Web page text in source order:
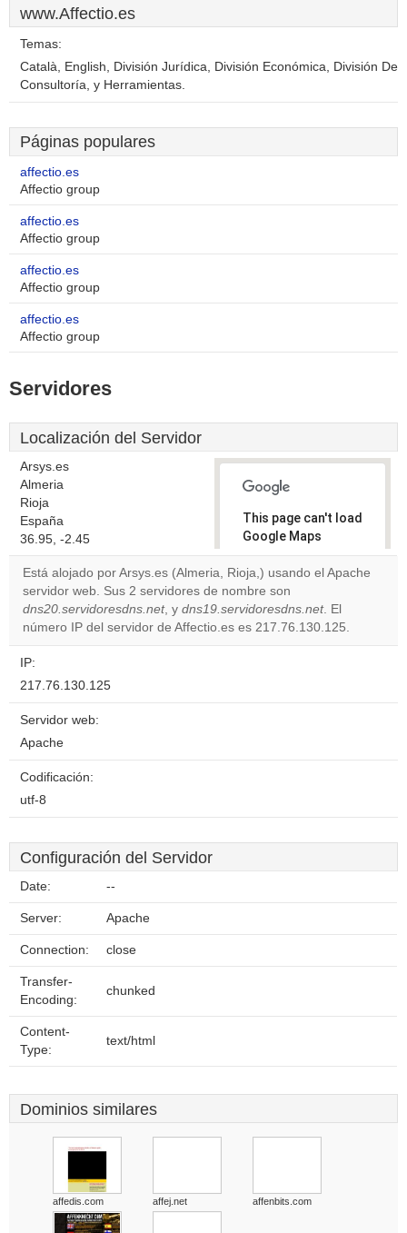
www.Affectio.es
Temas:
Català, English, División Jurídica, División Económica, División De
Consultoría, y Herramientas.
Páginas populares
affectio.es
Affectio group
affectio.es
Affectio group
affectio.es
Affectio group
affectio.es
Affectio group
Servidores
Localización del Servidor
Arsys.es
Almeria
Rioja
España
36.95, -2.45
This page can't load
Google Maps
correctly.
Do you
own this
website?
Está alojado por Arsys.es (Almeria, Rioja,) usando el Apache
servidor web. Sus 2 servidores de nombre son
dns20.servidoresdns.net, y dns19.servidoresdns.net. El
número IP del servidor de Affectio.es es 217.76.130.125.
IP:
217.76.130.125
Servidor web:
Apache
Codificación:
utf-8
Configuración del Servidor
Date: --
Server: Apache
Connection: close
Transfer-
Encoding:
chunked
Content-
Type:
text/html
Dominios similares
affedis.com affej.net affenbits.com